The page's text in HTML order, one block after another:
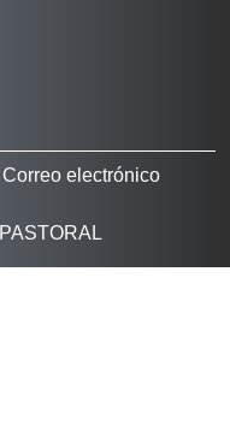
Correo electrónico